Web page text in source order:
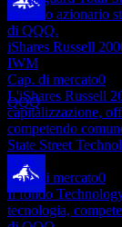
Pagamento del
29
OCT
Invesco QQQ Trust
Stimato
QQQ
Ex-dividendo
22
mercato azionario
di QQQ.
iShares Russell
IWM
Cap. di mercato0
L'iShares Russell
capitalizzazione,
competendo
State Street
XLK
Cap. di mercato0
Il fondo
tecnologia,